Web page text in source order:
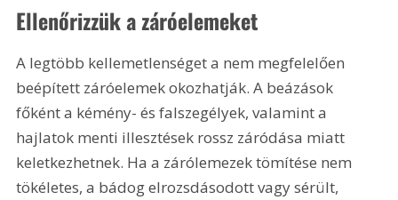
Ellenőrizzük a záróelemeket
A legtöbb kellemetlenséget a nem megfelelően
beépített záróelemek okozhatják. A beázások
főként a kémény- és falszegélyek, valamint a
hajlatok menti illesztések rossz záródása miatt
keletkezhetnek. Ha a zárólemezek tömítése nem
tökéletes, a bádog elrozsdásodott vagy sérült,